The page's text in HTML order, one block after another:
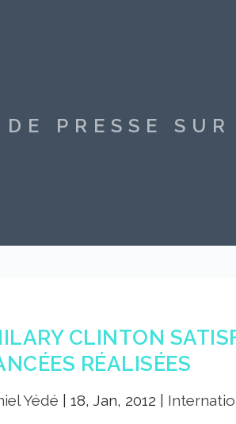
PRESSE SUR
CLINTON
RÉALISÉES
Yédé 18, Jan, 2012